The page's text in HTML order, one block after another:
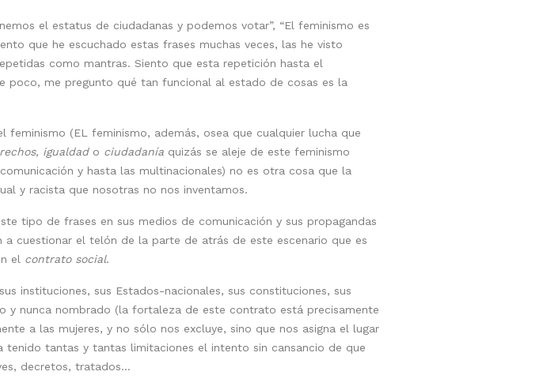
el estatus de ciudadanas y podemos votar”, “El feminismo es
que he escuchado estas frases muchas veces, las he visto
como mantras. Siento que esta repetición hasta el
poco, me pregunto qué tan funcional al estado de cosas es la
(EL feminismo, además, osea que cualquier lucha que
igualdado ciudadanía quizás se aleje de este feminismo
y hasta las multinacionales) no es otra cosa que la
y racista que nosotras no nos inventamos.
tipo de frases en sus medios de comunicación y sus propagandas
cuestionar el telón de la parte de atrás de este escenario que es
el contrato social.
instituciones, sus Estados-nacionales, sus constituciones, sus
y nunca nombrado (la fortaleza de este contrato está precisamente
a las mujeres, y no sólo nos excluye, sino que nos asigna el lugar
tantas y tantas limitaciones el intento sin cansancio de que
decretos, tratados…